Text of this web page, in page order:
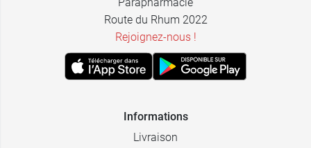
Route du Rhum 2022
Rejoignez-nous !
Informations
Livraison